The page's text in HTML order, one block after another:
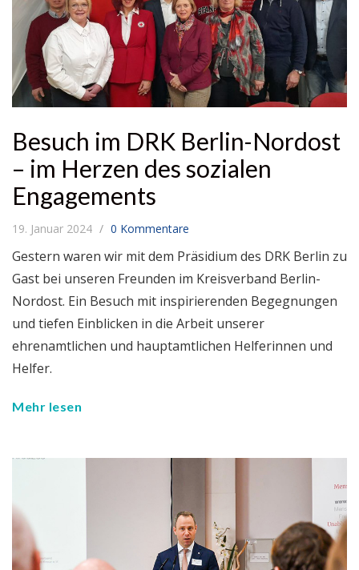
Besuch im DRK Berlin-Nordost
– im Herzen des sozialen
Engagements
19. Januar 2024 0 Kommentare
Gestern waren wir mit dem Präsidium des DRK Berlin zu
Gast bei unseren Freunden im Kreisverband Berlin-
Nordost. Ein Besuch mit inspirierenden Begegnungen
und tiefen Einblicken in die Arbeit unserer
ehrenamtlichen und hauptamtlichen Helferinnen und
Helfer.
Mehr lesen